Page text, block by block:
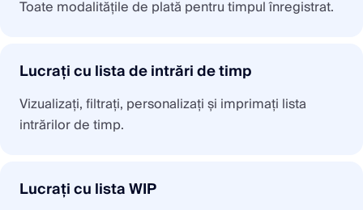
Toate modalitățile de plată pentru timpul înregistrat.
Lucrați cu lista de intrări de timp
Vizualizați, filtrați, personalizați și imprimați lista
intrărilor de timp.
Lucrați cu lista WIP